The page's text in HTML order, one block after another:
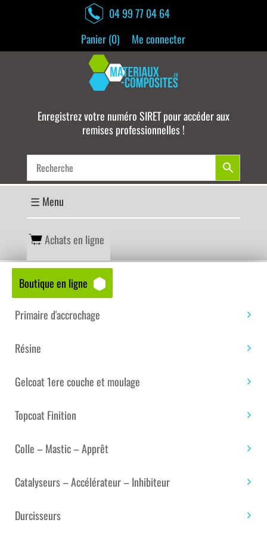
04 99 77 04 64
Panier (0) Me connecter
Enregistrez votre numéro SIRET pour accéder aux
remises professionnelles !
Achats en ligne
Boutique en ligne
Primaire d'accrochage
Résine
Gelcoat 1ere couche et moulage
Topcoat Finition
Colle – Mastic – Apprêt
Catalyseurs – Accélérateur – Inhibiteur
Durcisseurs
Accueil/Boutique matériaux – composites
Finition/Topcoat Polyester ISO / ISO NPG Piscine et
/ Kit Stratification Piscine Béton – 100 m²
Kit Stratification Piscine
Béton – 100 m²